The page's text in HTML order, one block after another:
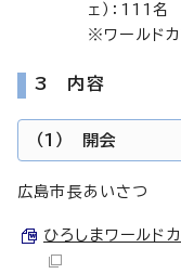
ェ）：111名
※ワールド
3 内容
（1） 開会
広島市長あいさつ
ひろしまワールド